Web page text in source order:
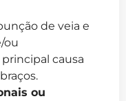
de veia e
ou
causa
ou